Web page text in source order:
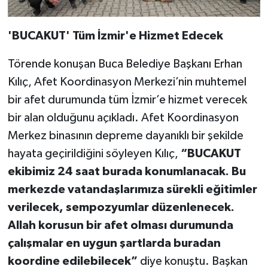
'BUCAKUT' Tüm İzmir'e Hizmet Edecek
Törende konuşan Buca Belediye Başkanı Erhan
Kılıç, Afet Koordinasyon Merkezi’nin muhtemel
bir afet durumunda tüm İzmir’e hizmet verecek
bir alan olduğunu açıkladı. Afet Koordinasyon
Merkez binasının depreme dayanıklı bir şekilde
hayata geçirildiğini söyleyen Kılıç, “BUCAKUT
ekibimiz 24 saat burada konumlanacak. Bu
merkezde vatandaşlarımıza sürekli eğitimler
verilecek, sempozyumlar düzenlenecek.
Allah korusun bir afet olması durumunda
çalışmalar en uygun şartlarda buradan
koordine edilebilecek” diye konuştu. Başkan